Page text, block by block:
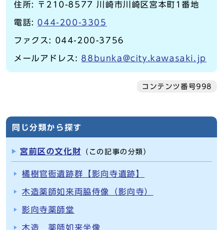
住所: 〒210-8577 川崎市川崎区宮本町1番地
電話: 044-200-3305
ファクス: 044-200-3756
メールアドレス:88bunka@city.kawasaki.jp
コンテンツ番号998
同じ分類から探す
宮前区の文化財 （この記事の分類）
橘樹官衙遺跡群【影向寺遺跡】
木造薬師如来両脇侍像（影向寺）
影向寺薬師堂
木造 薬師如来坐像